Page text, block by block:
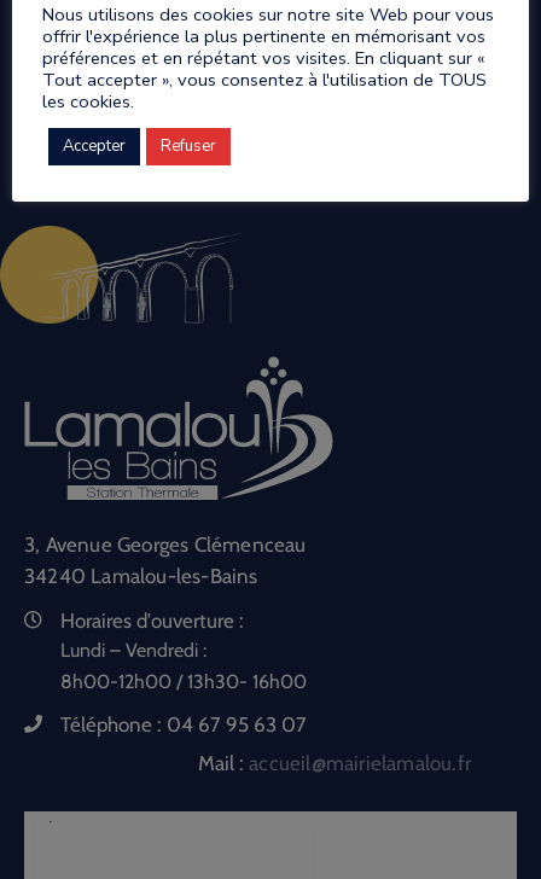
3, Avenue Georges Clémenceau
34240 Lamalou-les-Bains
Horaires d'ouverture :
Lundi – Vendredi :
8h00-12h00 / 13h30- 16h00
Téléphone : 04 67 95 63 07
Mail :accueil@mairielamalou.fr
Nous utilisons des cookies sur notre site Web pour vous
offrir l'expérience la plus pertinente en mémorisant vos
préférences et en répétant vos visites. En cliquant sur «
Tout accepter », vous consentez à l'utilisation de TOUS
les cookies.
Accepter Refuser